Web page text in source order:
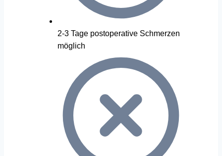
2-3 Tage postoperative Schmerzen
möglich